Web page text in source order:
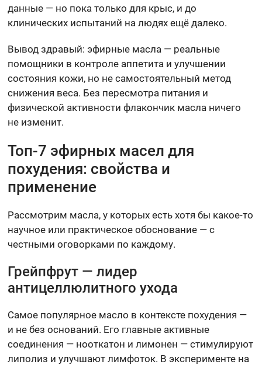
данные — но пока только для крыс, и до
клинических испытаний на людях ещё далеко.
Вывод здравый: эфирные масла — реальные
помощники в контроле аппетита и улучшении
состояния кожи, но не самостоятельный метод
снижения веса. Без пересмотра питания и
физической активности флакончик масла ничего
не изменит.
Топ-7 эфирных масел для
похудения: свойства и
применение
Рассмотрим масла, у которых есть хотя бы какое-то
научное или практическое обоснование — с
честными оговорками по каждому.
Грейпфрут — лидер
антицеллюлитного ухода
Самое популярное масло в контексте похудения —
и не без оснований. Его главные активные
соединения — нооткатон и лимонен — стимулируют
липолиз и улучшают лимфоток. В эксперименте на